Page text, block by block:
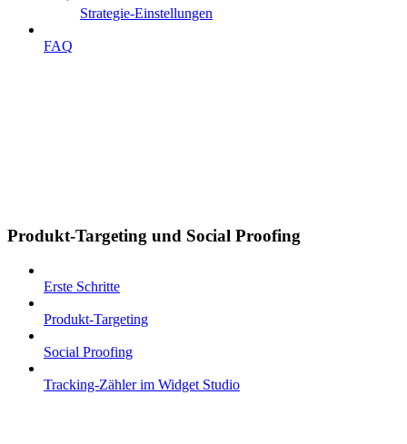
Strategie-Einstellungen
FAQ
Produkt-Targeting und Social Proofing
Erste Schritte
Produkt-Targeting
Social Proofing
Tracking-Zähler im Widget Studio